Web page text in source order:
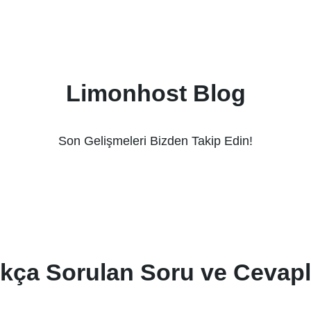
Limonhost Blog
Son Gelişmeleri Bizden Takip Edin!
Sorulan Soru ve